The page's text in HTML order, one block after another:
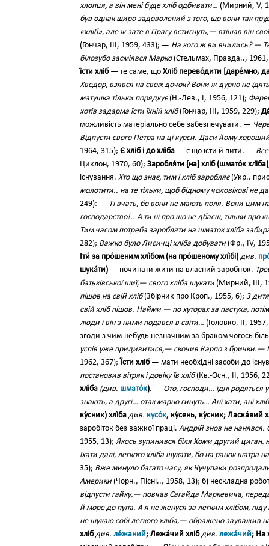
хлопця, а він мені буде хліб одбивати… (Мирний, V,
був однак щиро задоволений з того, що вони так
«хліб», але ж зате в Прагу встигнуть,— втішав він
(Гончар, III, 1959, 433); — На кого ж ви вчились? —
білозубо засміявся Марко(Стельмах, Правда..,
ї́сти хліб — те саме, що Хліб перево́дити [даре́мно,
Хведор, взявся на своїх дочок? Вони ж дурно не
матушка тільки порядкує(Н.-Лев., І, 1956, 121);
хотів задарма їсти їхній хліб(Гончар, III, 1959, 229);
можливість матеріально себе забезпечувати. —
Відпусти свого Петра на ці курси. Даси йому
1964, 315); Є хліб і до хлі́ба — є що їсти й пити. —
Циклон, 1970, 60); Заробля́ти [на] хліб (шмато́к
існування. Хто що знає, тим і хліб заробляє(Укр..
молотити.. на те тільки, щоб бідному чоловікові не
249): — Ті вчать, бо вони не мають поля. Вони цим
господарство!.. А ти ні про що не дбаєш, тільки про
Тим часом потреба заробляти на шматок хліба
282); Важко було Лисичці хліба добувати (Фр., IV,
Іти́ за про́шеним хлі́бом (на про́шеному хлі́бі) див.
шука́ти) — починати жити на власний заробіток.
батьківської шиї,— свого хліба шукати (Мирний, III,
пішов на свій хліб(Збірник про Кроп., 1955, 6); З
свій хліб пішов. Найми — по хуторах за пастуха,
люди і він з ними подався в світи… (Головко, II,
згоди з чим-небудь незначним за браком чогось
успів уже придивитися,— скочив Карпо з брички.—
1962, 367); Ї́сти хліб— мати необхідні засоби до
постановив вітряк і довіку їв хліб(Кв.-Осн., II, 1956,
хлі́ба (див. шмато́к). — Ото, господи… їдні родяться
знають, а другі… отак марно гинуть… Ані хати, ані
ку́сник) хлі́ба див. кусо́к, ку́сень, ку́сник; Ласка́вий
заробіток без важкої праці. Андрій знов не нанявся.
1955, 13); Якось зупинився біля Хоми другий
їхати далі, легкого хліба шукати, бо на ранок шатра
35); Вже минуло багато часу, як Чучупаки розпродали
Америки (Чорн., Пісні.., 1958, 13); б) нескладна
відпусти гайку,— повчав Сагайда Маркевича,
й море до пупа. А я не женуся за легким хлібом, піду
не шукаю собі легкого хліба,— ображено зауважив
хліб див. ле́жаний; Лежа́чий хліб див. лежа́чий; На